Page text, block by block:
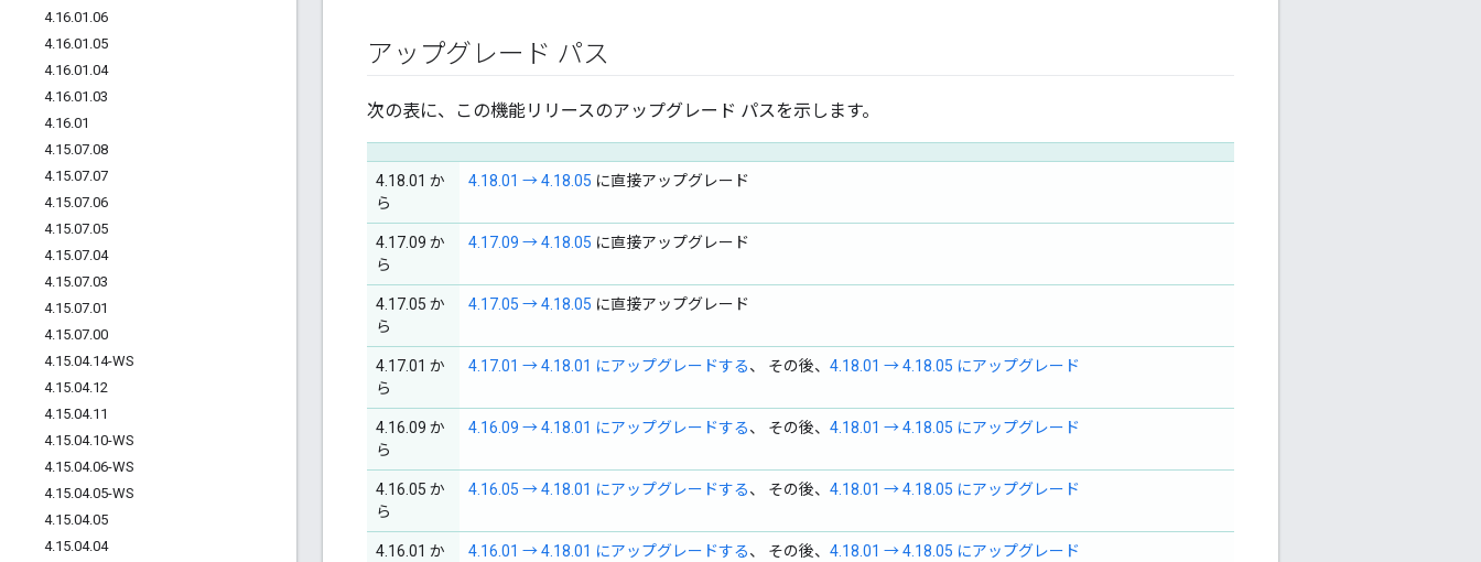
4.16.01 .06
4.16.01 .05
4.16.01 .04
4.16.01 .03
4.16.01
4.15.07.08
4.15.07.07
4.15.07.06
4.15.07.05
4.15.07.04
4.15.07.03
4.15.07.01
4.15.07.00
4.15.04.14-WS
4.15.04.12
4.15.04.11
4.15.04.10-WS
4.15.04.06-WS
4.15.04.05-WS
4.15.04.05
4.15.04.04
アップグレード パス
次の表に、この機能リリースのアップグレード パスを示します。
4.18.01 か
ら
4.18.01 → 4.18.05 に直接アップグレード
4.17.09 か
ら
4.17.09 → 4.18.05 に直接アップグレード
4.17.05 か
ら
4.17.05 → 4.18.05 に直接アップグレード
4.17.01 か
ら
4.17.01 → 4.18.01 にアップグレードする、 その後、 4.18.01 → 4.18.05 にアップグレード
4.16.09 か
ら
4.16.09 → 4.18.01 にアップグレードする、 その後、 4.18.01 → 4.18.05 にアップグレード
4.16.05 か
ら
4.16.05 → 4.18.01 にアップグレードする、 その後、 4.18.01 → 4.18.05 にアップグレード
4.16.01 か
4.16.01 → 4.18.01 にアップグレードする、 その後、 4.18.01 → 4.18.05 にアップグレード